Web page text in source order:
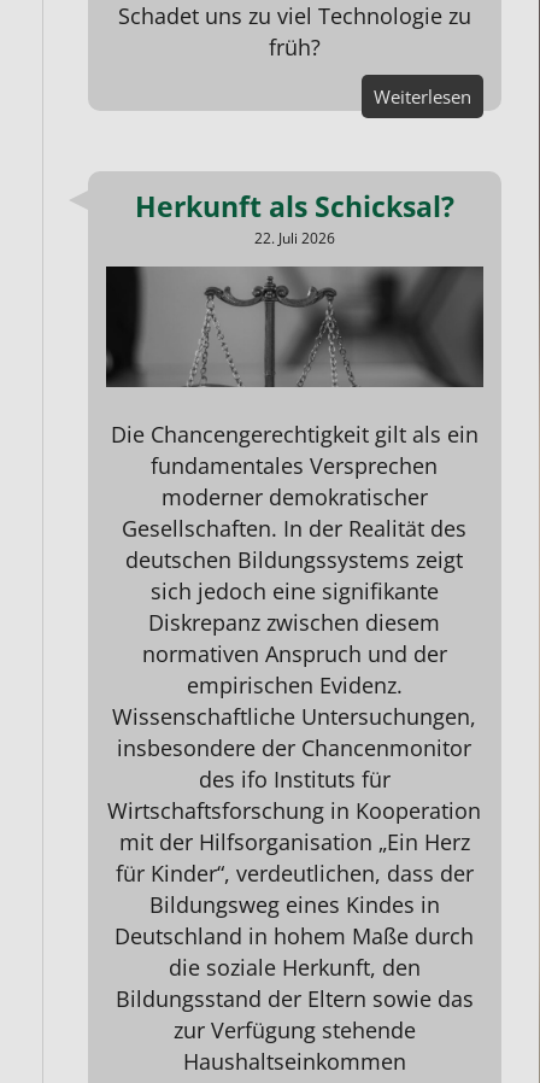
Schadet uns zu viel Technologie zu
früh?
Weiterlesen
Herkunft als Schicksal?
22. Juli 2026
Die Chancengerechtigkeit gilt als ein
fundamentales Versprechen
moderner demokratischer
Gesellschaften. In der Realität des
deutschen Bildungssystems zeigt
sich jedoch eine signifikante
Diskrepanz zwischen diesem
normativen Anspruch und der
empirischen Evidenz.
Wissenschaftliche Untersuchungen,
insbesondere der Chancenmonitor
des ifo Instituts für
Wirtschaftsforschung in Kooperation
mit der Hilfsorganisation „Ein Herz
für Kinder“, verdeutlichen, dass der
Bildungsweg eines Kindes in
Deutschland in hohem Maße durch
die soziale Herkunft, den
Bildungsstand der Eltern sowie das
zur Verfügung stehende
Haushaltseinkommen